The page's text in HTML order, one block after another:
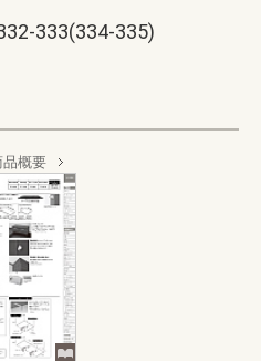
333(334-335)
概要